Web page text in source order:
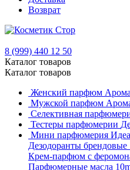
Возврат
8 (999) 440 12 50
Каталог товаров
Каталог товаров
Женский парфюм
Мужской парфюм
Селективная
Тестеры парфюмерии
Мини парфюмерия
Дезодоранты брендовые
Крем-парфюм с
Парфюмерные масла